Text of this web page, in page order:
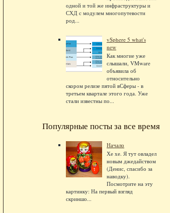
одной и той же инфраструктуры и
СХД с модулем многопутевости
род...
vSphere 5 what's
new
Как многие уже
слышали, VMware
объявила об
относительно
скором релизе пятой вСферы - в
третьем квартале этого года. Уже
стали известны по...
Популярные посты за все время
Начало
Хе хе. Я тут овладел
новым джедайством
(Денис, спасибо за
наводку).
Посмотрите на эту
картинку: На первый взгляд
скриншо...